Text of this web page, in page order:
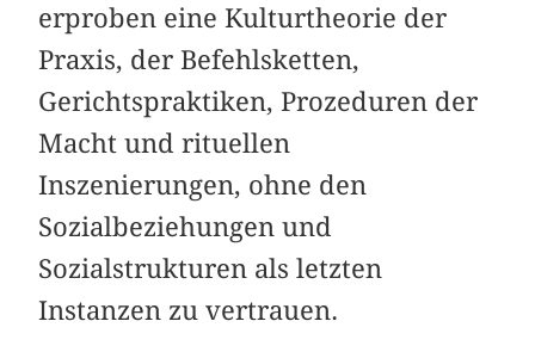
erproben eine Kulturtheorie der
Praxis, der Befehlsketten,
Gerichtspraktiken, Prozeduren der
Macht und rituellen
Inszenierungen, ohne den
Sozialbeziehungen und
Sozialstrukturen als letzten
Instanzen zu vertrauen.